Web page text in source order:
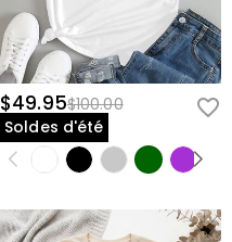
$49.95$100.00
Soldes d'été